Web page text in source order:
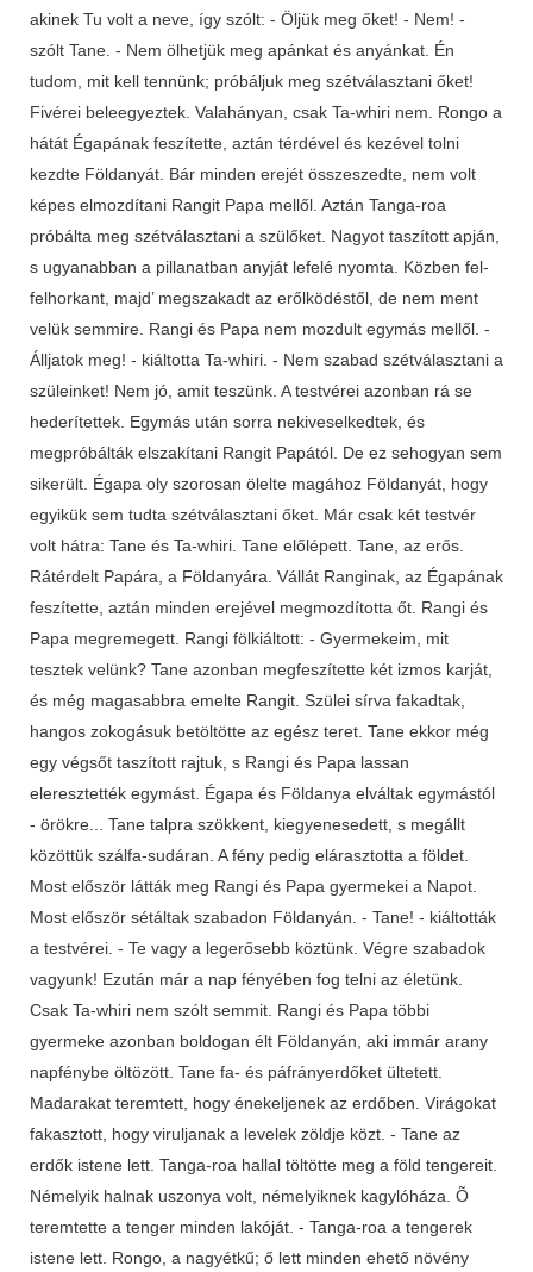
akinek Tu volt a neve, így szólt: - Öljük meg őket! - Nem! -
szólt Tane. - Nem ölhetjük meg apánkat és anyánkat. Én
tudom, mit kell tennünk; próbáljuk meg szétválasztani őket!
Fivérei beleegyeztek. Valahányan, csak Ta-whiri nem. Rongo a
hátát Égapának feszítette, aztán térdével és kezével tolni
kezdte Földanyát. Bár minden erejét összeszedte, nem volt
képes elmozdítani Rangit Papa mellől. Aztán Tanga-roa
próbálta meg szétválasztani a szülőket. Nagyot taszított apján,
s ugyanabban a pillanatban anyját lefelé nyomta. Közben fel-
felhorkant, majd’ megszakadt az erőlködéstől, de nem ment
velük semmire. Rangi és Papa nem mozdult egymás mellől. -
Álljatok meg! - kiáltotta Ta-whiri. - Nem szabad szétválasztani a
szüleinket! Nem jó, amit teszünk. A testvérei azonban rá se
hederítettek. Egymás után sorra nekiveselkedtek, és
megpróbálták elszakítani Rangit Papától. De ez sehogyan sem
sikerült. Égapa oly szorosan ölelte magához Földanyát, hogy
egyikük sem tudta szétválasztani őket. Már csak két testvér
volt hátra: Tane és Ta-whiri. Tane előlépett. Tane, az erős.
Rátérdelt Papára, a Földanyára. Vállát Ranginak, az Égapának
feszítette, aztán minden erejével megmozdította őt. Rangi és
Papa megremegett. Rangi fölkiáltott: - Gyermekeim, mit
tesztek velünk? Tane azonban megfeszítette két izmos karját,
és még magasabbra emelte Rangit. Szülei sírva fakadtak,
hangos zokogásuk betöltötte az egész teret. Tane ekkor még
egy végsőt taszított rajtuk, s Rangi és Papa lassan
eleresztették egymást. Égapa és Földanya elváltak egymástól
- örökre... Tane talpra szökkent, kiegyenesedett, s megállt
közöttük szálfa-sudáran. A fény pedig elárasztotta a földet.
Most először látták meg Rangi és Papa gyermekei a Napot.
Most először sétáltak szabadon Földanyán. - Tane! - kiáltották
a testvérei. - Te vagy a legerősebb köztünk. Végre szabadok
vagyunk! Ezután már a nap fényében fog telni az életünk.
Csak Ta-whiri nem szólt semmit. Rangi és Papa többi
gyermeke azonban boldogan élt Földanyán, aki immár arany
napfénybe öltözött. Tane fa- és páfrányerdőket ültetett.
Madarakat teremtett, hogy énekeljenek az erdőben. Virágokat
fakasztott, hogy viruljanak a levelek zöldje közt. - Tane az
erdők istene lett. Tanga-roa hallal töltötte meg a föld tengereit.
Némelyik halnak uszonya volt, némelyiknek kagylóháza. Õ
teremtette a tenger minden lakóját. - Tanga-roa a tengerek
istene lett. Rongo, a nagyétkű; ő lett minden ehető növény